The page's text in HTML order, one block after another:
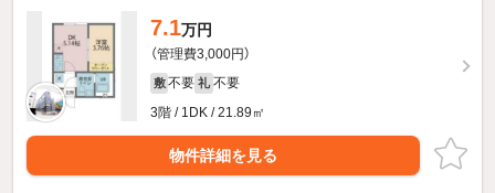
7.1万円
（管理費3,000円）
敷 不要 礼 不要
3階 / 1DK / 21.89㎡
物件詳細を見る